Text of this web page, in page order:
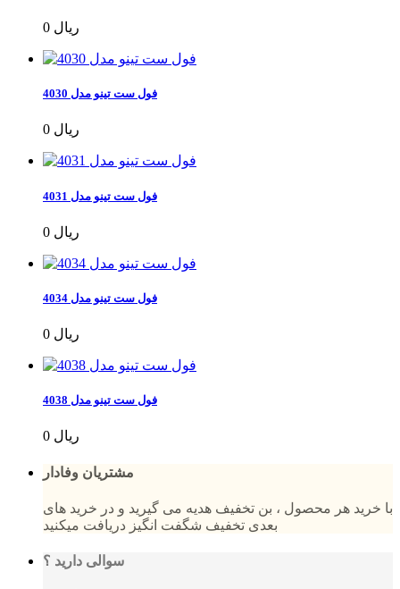
0 ریال
فول ست تینو مدل 4030
0 ریال
فول ست تینو مدل 4031
0 ریال
فول ست تینو مدل 4034
0 ریال
فول ست تینو مدل 4038
0 ریال
مشتریان وفادار
با خرید هر محصول ، بن تخفیف هدیه می گیرید و در خرید های
بعدی تخفیف شگفت انگیز دریافت میکنید
سوالی دارید ؟